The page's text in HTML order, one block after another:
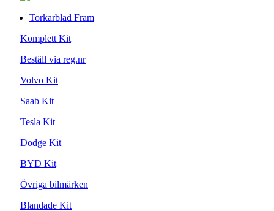
Torkarblad Fram
Komplett Kit
Beställ via reg.nr
Volvo Kit
Saab Kit
Tesla Kit
Dodge Kit
BYD Kit
Övriga bilmärken
Blandade Kit